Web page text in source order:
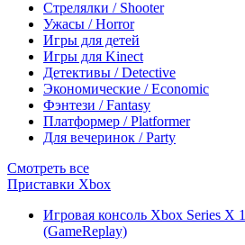
Стрелялки / Shooter
Ужасы / Horror
Игры для детей
Игры для Kinect
Детективы / Detective
Экономические / Economic
Фэнтези / Fantasy
Платформер / Platformer
Для вечеринок / Party
Смотреть все
Приставки Xbox
Игровая консоль Xbox Series X
(GameReplay)